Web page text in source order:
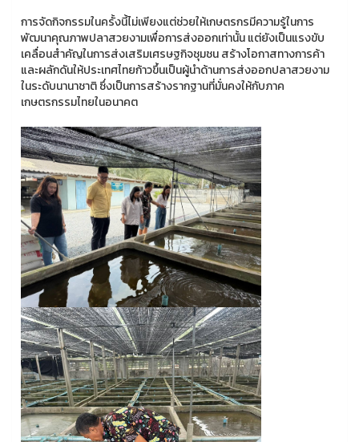
การจัดกิจกรรมในครั้งนี้ไม่เพียงแต่ช่วยให้เกษตรกรมีความรู้ในการ
พัฒนาคุณภาพปลาสวยงามเพื่อการส่งออกเท่านั้น แต่ยังเป็นแรงขับ
เคลื่อนสำคัญในการส่งเสริมเศรษฐกิจชุมชน สร้างโอกาสทางการค้า
และผลักดันให้ประเทศไทยก้าวขึ้นเป็นผู้นำด้านการส่งออกปลาสวยงาม
ในระดับนานาชาติ ซึ่งเป็นการสร้างรากฐานที่มั่นคงให้กับภาค
เกษตรกรรมไทยในอนาคต